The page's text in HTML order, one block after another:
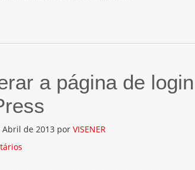
a página de login
de 2013 por VISENER